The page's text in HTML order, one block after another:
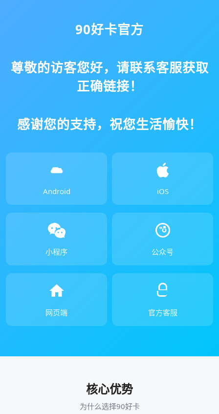
90好卡官方
尊敬的访客您好，请联系客服获取
正确链接！
感谢您的支持，祝您生活愉快！
Android iOS
小程序 公众号
网页端 官方客服
核心优势
为什么选择90好卡